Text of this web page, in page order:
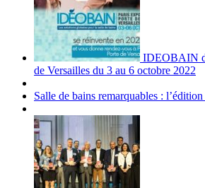
IDEOBAIN
de Versailles du 3 au 6 octobre 2022
Salle de bains remarquables :